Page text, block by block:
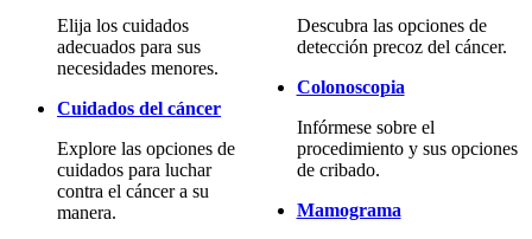
Elija los cuidados
adecuados para sus
necesidades menores.
Cuidados del cáncer
Explore las opciones de
cuidados para luchar
contra el cáncer a su
manera.
Descubra las opciones de
detección precoz del cáncer.
Colonoscopia
Infórmese sobre el
procedimiento y sus opciones
de cribado.
Mamograma